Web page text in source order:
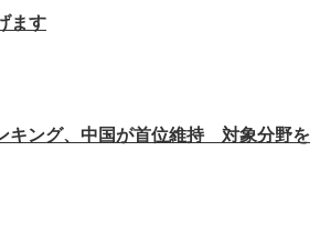
ます
キング、中国が首位維持 対象分野を